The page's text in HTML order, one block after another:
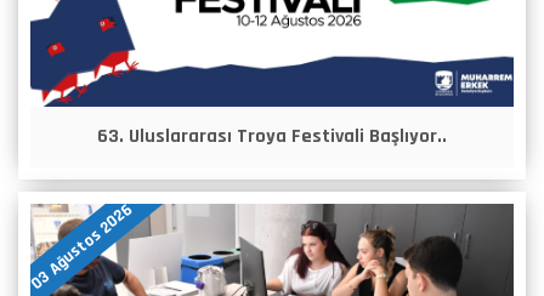
63. Uluslararası Troya Festivali Başlıyor..
03 Ağustos 2026